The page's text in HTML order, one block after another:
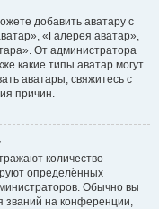
добавить аватару с
«Галерея аватар»,
От администратора
какие типы аватар могут
аватары, свяжитесь с
причин.
количество
определённых
Обычно вы
званий на конференции,